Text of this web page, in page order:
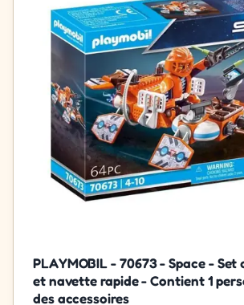
PLAYMOBIL - 70673 - Space -
et navette rapide - Contient 1
des accessoires